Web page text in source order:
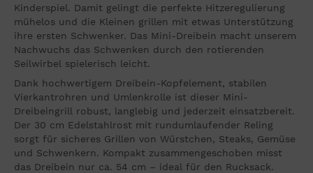
Kinderspiel. Damit gelingt die perfekte Hitzeregulierung
mühelos und die Kleinen grillen mit etwas Unterstützung
ihre ersten Schwenker. Das Mini-Dreibein macht unserem
Nachwuchs das Schwenken durch den rotierenden
Seilwirbel spielerisch leicht.
Dank hochwertigem Dreibein-Kopfelement, stabilen
Vierkantrohren und Umlenkrolle ist dieser Mini-
Dreibeingrill robust, langlebig und jederzeit einsatzbereit.
Der 30 cm Edelstahlrost mit rundumlaufender Reling
sorgt für sicheres Grillen von Würstchen, Steaks, Gemüse
und Schwenkern. Kompakt zusammengeschoben misst
das Dreibein nur ca. 54 cm – ideal für den Rucksack.